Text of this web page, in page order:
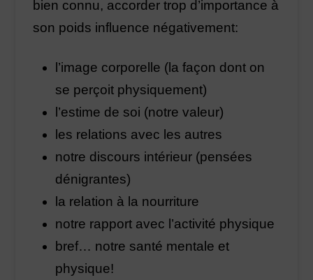
bien connu, accorder trop d’importance à
son poids influence négativement:
l’image corporelle (la façon dont on
se perçoit physiquement)
l’estime de soi (notre valeur)
les relations avec les autres
notre discours intérieur (pensées
dénigrantes)
la relation à la nourriture
notre rapport avec l’activité physique
bref… notre santé mentale et
physique!